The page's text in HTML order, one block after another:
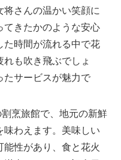
将さんの温かい笑顔に
てきたかのような安心
た時間が流れる中で花
も吹き飛ぶでしょ
たサービスが魅力で
烹旅館で、地元の新鮮
味わえます。美味しい
性があり、食と花火